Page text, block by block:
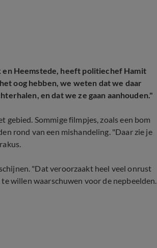
Heemstede, heeft politiechef Hamit
oog hebben, we weten dat we daar
en dat we ze gaan aanhouden."
Sommige filmpjes, zoals een bom
rond van een mishandeling. "Daar zie je
"Dat veroorzaakt heel veel onrust
willen waarschuwen voor de nepbeelden.